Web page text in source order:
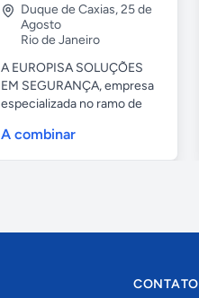
Duque de Caxias,25 de
Agosto
Rio de Janeiro
A EUROPISA SOLUÇÕES
EM SEGURANÇA, empresa
especializada no ramo de
A combinar
CONTATO